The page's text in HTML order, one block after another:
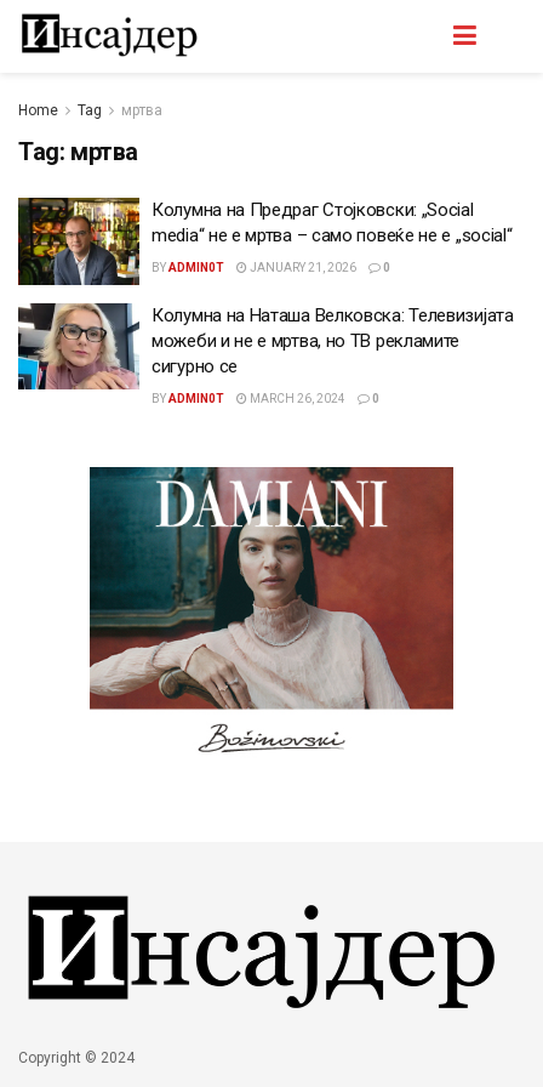
Home Tag мртва
Tag: мртва
Колумна на Предраг Стојковски: „Social
media“ не е мртва – само повеќе не е „social“
BYADMIN0T JANUARY 21, 2026 0
Колумна на Наташа Велковска: Телевизијата
можеби и не е мртва, но ТВ рекламите
сигурно се
BYADMIN0T MARCH 26, 2024 0
Copyright © 2024